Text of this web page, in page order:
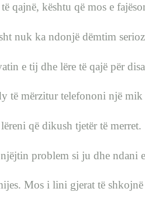
qajnë, kështu që mos e
nuk ka ndonjë dëmtim
e tij dhe lëre të qajë për
të mërzitur telefononi një mik
që dikush tjetër të merret.
problem si ju dhe ndani
Mos i lini gjerat të